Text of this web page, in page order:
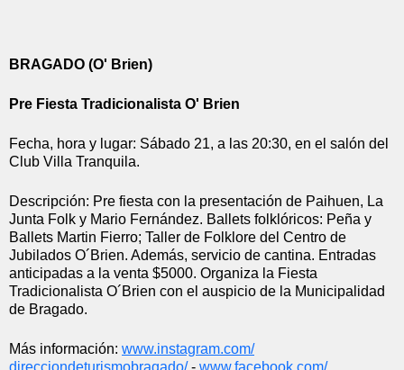
BRAGADO (O' Brien)
Pre Fiesta Tradicionalista O' Brien
Fecha, hora y lugar: Sábado 21, a las 20:30, en el salón del
Club Villa Tranquila.
Descripción: Pre fiesta con la presentación de Paihuen, La
Junta Folk y Mario Fernández. Ballets folklóricos: Peña y
Ballets Martin Fierro; Taller de Folklore del Centro de
Jubilados O´Brien. Además, servicio de cantina. Entradas
anticipadas a la venta $5000. Organiza la Fiesta
Tradicionalista O´Brien con el auspicio de la Municipalidad
de Bragado.
Más información: www.instagram.com/